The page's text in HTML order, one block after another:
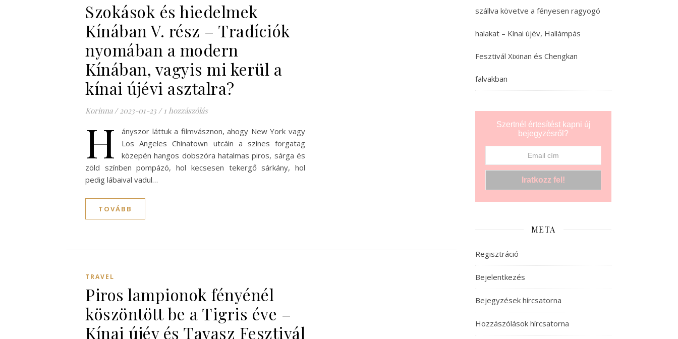
Szokások és hiedelmek
Kínában V. rész – Tradíciók
nyomában a modern
Kínában, vagyis mi kerül a
kínai újévi asztalra?
Korinna / 2023-01-23 / 1 hozzászólás
H
ányszor láttuk a filmvásznon, ahogy New York vagy
Los Angeles Chinatown utcáin a színes forgatag
közepén hangos dobszóra hatalmas piros, sárga és
zöld színben pompázó, hol kecsesen tekergő sárkány, hol
pedig lábaival vadul…
TOVÁBB
TRAVEL
Piros lampionok fényénél
köszöntött be a Tigris éve –
Kínai újév és Tavasz Fesztivál
szállva követve a fényesen ragyogó
halakat – Kínai újév, Hallámpás
Fesztivál Xixinan és Chengkan
falvakban
Szertnél értesítést kapni új
bejegyzésről?
META
Regisztráció
Bejelentkezés
Bejegyzések hírcsatorna
Hozzászólások hírcsatorna